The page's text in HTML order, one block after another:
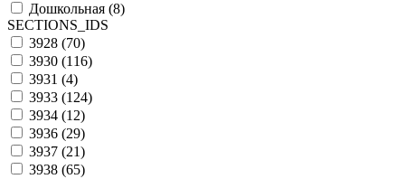
Дошкольная (8)
SECTIONS_IDS
3928 (70)
3930 (116)
3931 (4)
3933 (124)
3934 (12)
3936 (29)
3937 (21)
3938 (65)